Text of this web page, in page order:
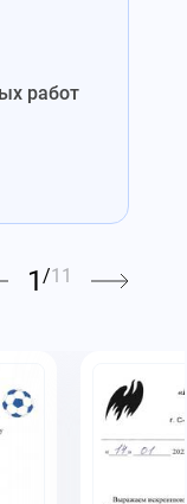
работ
1 /11